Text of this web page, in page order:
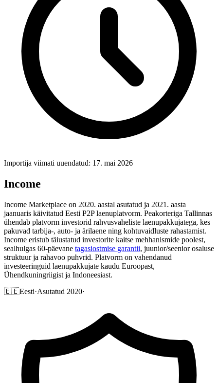
Importija viimati uuendatud: 17. mai 2026
Income
Income Marketplace on 2020. aastal asutatud ja 2021. aasta
jaanuaris käivitatud Eesti P2P laenuplatvorm. Peakorteriga Tallinnas
ühendab platvorm investorid rahvusvaheliste laenupakkujatega, kes
pakuvad tarbija-, auto- ja ärilaene ning kohtuvaidluste rahastamist.
Income eristub täiustatud investorite kaitse mehhanismide poolest,
sealhulgas 60-päevane tagasiostmise garantii, juunior/seenior osaluse
struktuur ja rahavoo puhvrid. Platvorm on vahendanud
investeeringuid laenupakkujate kaudu Euroopast,
Ühendkuningriigist ja Indoneesiast.
🇪🇪Eesti·Asutatud 2020·